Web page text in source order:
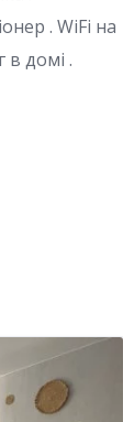
. WiFi на
в домі .